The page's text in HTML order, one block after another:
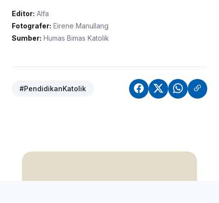
Editor: Alfa
Fotografer: Eirene Manullang
Sumber: Humas Bimas Katolik
#PendidikanKatolik